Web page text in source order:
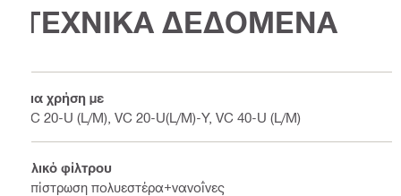
ΤΕΧΝΙΚΑ ΔΕΔΟΜΕΝΑ
Για χρήση με
VC 20-U (L/M), VC 20-U(L/M)-Y, VC 40-U (L/M)
Υλικό φίλτρου
Επίστρωση πολυεστέρα+νανοΐνες